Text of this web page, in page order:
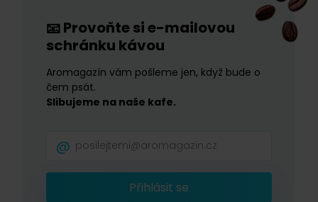
📧Provoňte si e-mailovou
schránku kávou
Aromagazín vám pošleme jen, když bude o
čem psát.
Slibujeme na naše kafe.
Přihlásit se